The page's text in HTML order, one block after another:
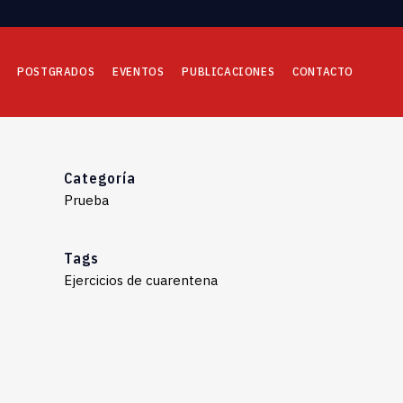
POSTGRADOS EVENTOS PUBLICACIONES CONTACTO
Categoría
Prueba
Tags
Ejercicios de cuarentena